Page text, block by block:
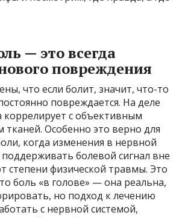
— это всегда
повреждения
что если болит, значит, что-то
повреждается. На деле
коррелирует с объективным
Особенно это верно для
когда изменения в нервной
поддерживать болевой сигнал вне
степени физической травмы. Это
боль «в голове» — она реальна,
но подход к лечению
с нервной системой,